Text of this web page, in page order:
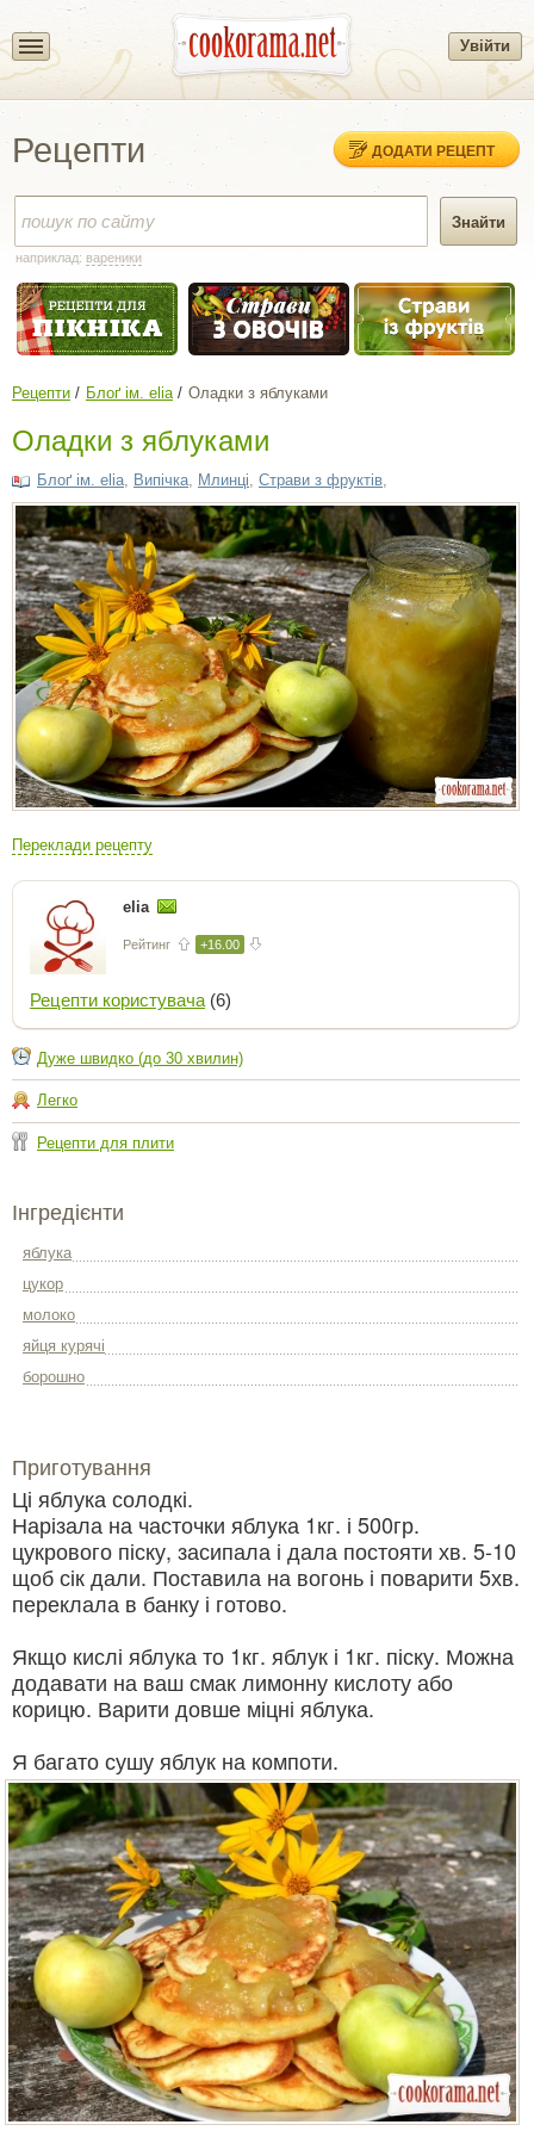
Увійти
Рецепти ДОДАТИ РЕЦЕПТ
наприклад: вареники
Рецепти Блоґ ім. elia Оладки з яблуками
Оладки з яблуками
Блоґ ім. elia Випічка Млинці Страви з фруктів
Переклади рецепту
elia
Рейтинг +16.00
Рецепти користувача (6)
Дуже швидко (до 30 хвилин)
Легко
Рецепти для плити
Інгредієнти
яблука
цукор
молоко
яйця курячі
борошно
Приготування
Ці яблука солодкі.
Нарізала на часточки яблука 1кг. і 500гр.
цукрового піску, засипала і дала постояти хв. 5-10
щоб сік дали. Поставила на вогонь і поварити 5хв.
переклала в банку і готово.
Якщо кислі яблука то 1кг. яблук і 1кг. піску. Можна
додавати на ваш смак лимонну кислоту або
корицю. Варити довше міцні яблука.
Я багато сушу яблук на компоти.